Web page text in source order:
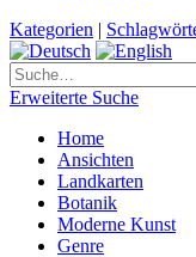
Kategorien |
Erweiterte Suche
Home
Ansichten
Landkarten
Botanik
Moderne Kunst
Genre